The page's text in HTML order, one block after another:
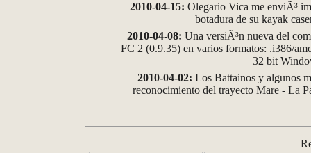
2010-04-15: Olegario Vica me enviÃ³
botadura de su kayak
2010-04-08: Una versiÃ³n nueva del
FC 2 (0.9.35) en varios formatos: .i386/
32 bit
2010-04-02: Los Battainos y algunos
reconocimiento del trayecto Mare - La